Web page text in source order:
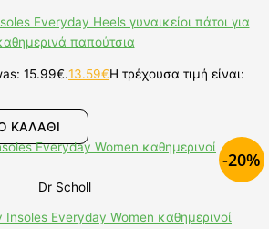
Everyday Heels γυναικείοι πάτοι για
παπούτσια
15.99€.13.59€Η τρέχουσα τιμή είναι:
ΚΑΛΆΘΙ
-20%
Dr Scholl
Everyday Women καθημερινοί